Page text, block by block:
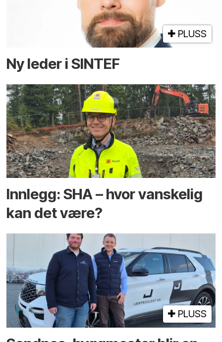
PLUSS
Ny leder i SINTEF
Innlegg: SHA – hvor vanskelig
kan det være?
PLUSS